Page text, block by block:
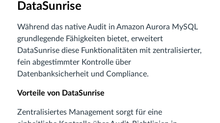
DataSunrise
Während das native Audit in Amazon Aurora MySQL
grundlegende Fähigkeiten bietet, erweitert
DataSunrise diese Funktionalitäten mit zentralisierter,
fein abgestimmter Kontrolle über
Datenbanksicherheit und Compliance.
Vorteile von DataSunrise
Zentralisiertes Management sorgt für eine